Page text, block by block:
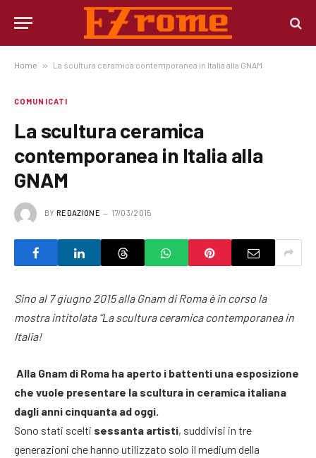
Home » La scultura ceramica contemporanea in Italia alla GNAM
COMUNICATI
La scultura ceramica
contemporanea in Italia alla
GNAM
BY REDAZIONE 17/03/2015
Sino al 7 giugno 2015 alla Gnam di Roma è in corso la
mostra intitolata “La scultura ceramica contemporanea in
Italia!
Alla Gnam di Roma ha aperto i battenti una esposizione
che vuole presentare la scultura in ceramica italiana
dagli anni cinquanta ad oggi.
Sono stati scelti sessanta artisti, suddivisi in tre
generazioni che hanno utilizzato solo il medium della